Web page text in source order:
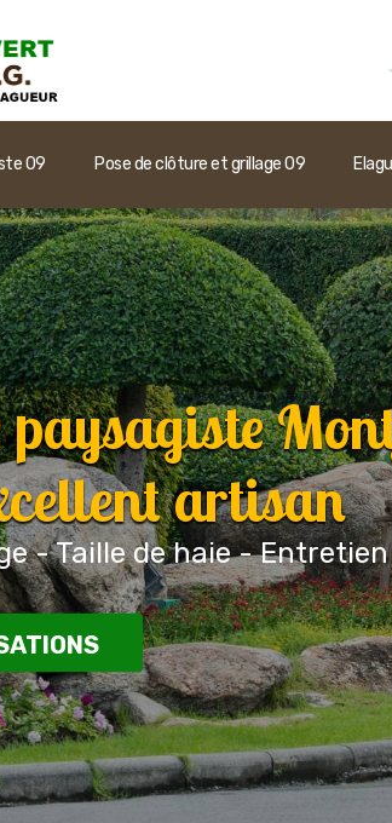
09 Pose de clôture et grillage 09
artisan
- Taille de haie -